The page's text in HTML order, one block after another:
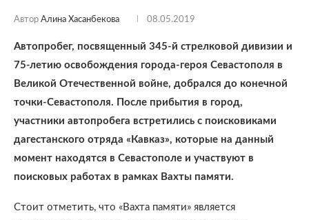
Автор Алина Хасанбекова 08.05.2019
Автопробег, посвященный 345-й стрелковой дивизии и
75-летию освобождения города-героя Севастополя в
Великой Отечественной войне, добрался до конечной
точки-Севастополя. После прибытия в город,
участники автопробега встретились с поисковиками
дагестанского отряда «Кавказ», которые на данный
момент находятся в Севастополе и участвуют в
поисковых работах в рамках Вахты памяти.
Стоит отметить, что «Вахта памяти» является